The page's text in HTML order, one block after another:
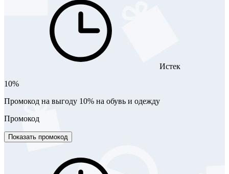
Истек
10%
Промокод на выгоду 10% на обувь и одежду
Промокод
Показать промокод